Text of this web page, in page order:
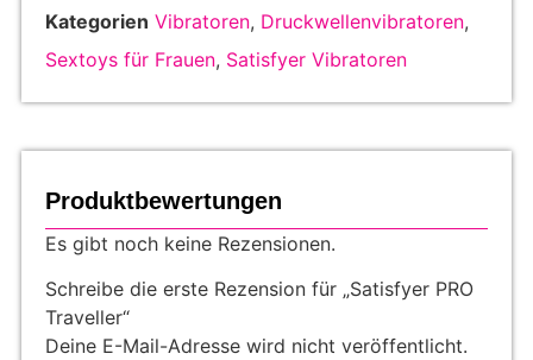
Kategorien Vibratoren, Druckwellenvibratoren,
Sextoys für Frauen, Satisfyer Vibratoren
Produktbewertungen
Es gibt noch keine Rezensionen.
Schreibe die erste Rezension für „Satisfyer PRO
Traveller“
Deine E-Mail-Adresse wird nicht veröffentlicht.